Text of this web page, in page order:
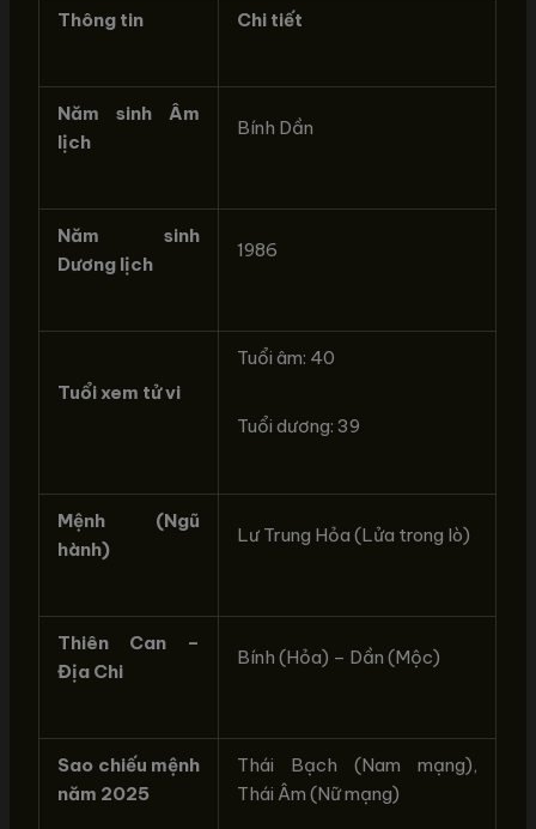
Thông tin Chi tiết
Năm sinh Âm
lịch
Bính Dần
Năm sinh
Dương lịch
1986
Tuổi xem tử vi
Tuổi âm: 40
Tuổi dương: 39
Mệnh (Ngũ
hành)
Lư Trung Hỏa (Lửa trong lò)
Thiên Can –
Địa Chi
Bính (Hỏa) – Dần (Mộc)
Sao chiếu mệnh
năm 2025
Thái Bạch (Nam mạng),
Thái Âm (Nữ mạng)